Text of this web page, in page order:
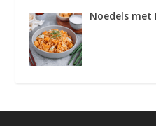
Noedels met